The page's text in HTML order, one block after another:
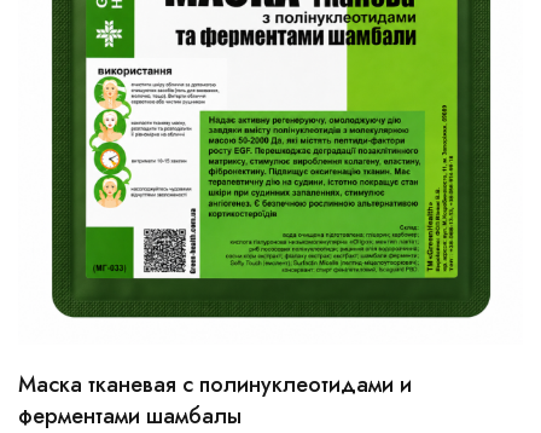
Маска тканевая с полинуклеотидами и
ферментами шамбалы